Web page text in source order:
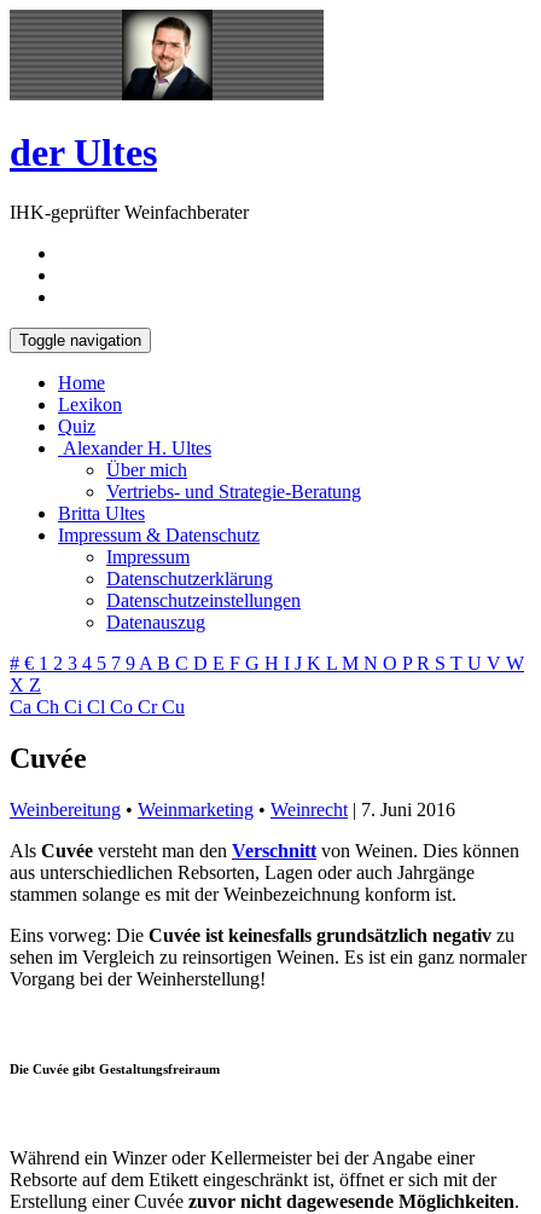
Skip
to
content
Open
Sidebar
der Ultes
IHK-geprüfter Weinfachberater
Toggle navigation
Home
Lexikon
Quiz
Alexander H. Ultes
Über mich
Vertriebs- und Strategie-Beratung
Britta Ultes
Impressum & Datenschutz
Impressum
Datenschutzerklärung
Datenschutzeinstellungen
Datenauszug
# € 1 2 3 4 5 7 9 A B C D E F G H I J K L M N O PR S T U V W
X Z
Ca Ch Ci Cl Co CrCu
Cuvée
Weinbereitung • Weinmarketing • Weinrecht | 7. Juni 2016
Als Cuvée versteht man den Verschnitt von Weinen. Dies können
aus unterschiedlichen Rebsorten, Lagen oder auch Jahrgänge
stammen solange es mit der Weinbezeichnung konform ist.
Eins vorweg: Die Cuvée ist keinesfalls grundsätzlich negativ zu
sehen im Vergleich zu reinsortigen Weinen. Es ist ein ganz normaler
Vorgang bei der Weinherstellung!
Die Cuvée gibt Gestaltungsfreiraum
Während ein Winzer oder Kellermeister bei der Angabe einer
Rebsorte auf dem Etikett eingeschränkt ist, öffnet er sich mit der
Erstellung einer Cuvée zuvor nicht dagewesende Möglichkeiten.